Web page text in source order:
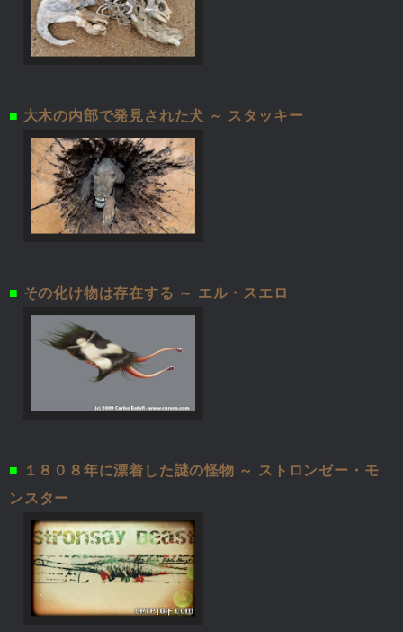
■ 大木の内部で発見された犬 ～ スタッキー
■ その化け物は存在する ～ エル・スエロ
■
１８０８年に漂着した謎の怪物 ～ ストロンゼー・モ
ンスター